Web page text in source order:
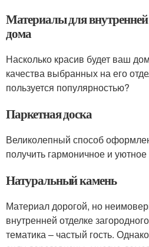
Материалы для внутренней
дома
Насколько красив будет ваш
качества выбранных на его
пользуется популярностью?
Паркетная доска
Великолепный способ
получить гармоничное и
Натуральный камень
Материал дорогой, но
внутренней отделке
тематика – частый гость.